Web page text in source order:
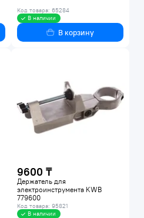
Код товара: 65284
В наличии
В корзину
9600 ₸
Держатель для
электроинструмента KWB
779600
Код товара: 95821
В наличии